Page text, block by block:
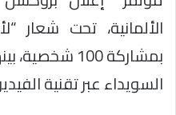
الألمانية، تحت شعار
بمشاركة 100
السويداء عبر تقنية